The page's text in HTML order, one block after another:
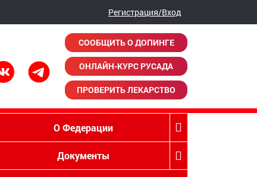
Регистрация/Вход
СООБЩИТЬ О ДОПИНГЕ
ОНЛАЙН-КУРС РУСАДА
ПРОВЕРИТЬ ЛЕКАРСТВО
О Федерации
Документы